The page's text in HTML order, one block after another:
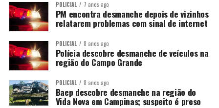
POLICIAL 7 anos ago
PM encontra desmanche depois de vizinhos
relatarem problemas com sinal de internet
POLICIAL 8 anos ago
Polícia descobre desmanche de veículos na
região do Campo Grande
POLICIAL 8 anos ago
Baep descobre desmanche na região do
Vida Nova em Campinas; suspeito é preso